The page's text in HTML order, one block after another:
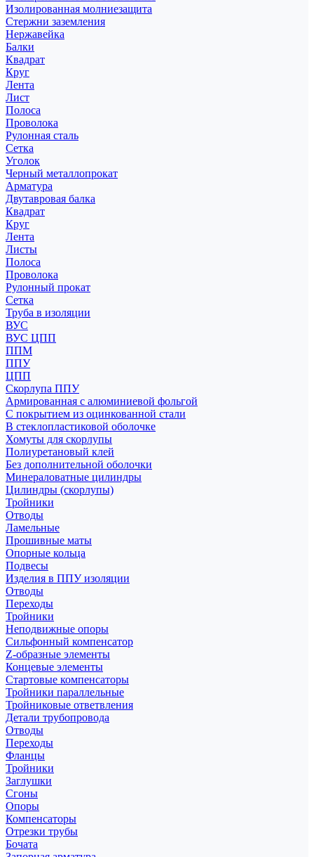
Изолированная молниезащита
Стержни заземления
Нержавейка
Балки
Квадрат
Круг
Лента
Лист
Полоса
Проволока
Рулонная сталь
Сетка
Уголок
Черный металлопрокат
Арматура
Двутавровая балка
Квадрат
Круг
Лента
Листы
Полоса
Проволока
Рулонный прокат
Сетка
Труба в изоляции
ВУС
ВУС ЦПП
ППМ
ППУ
ЦПП
Скорлупа ППУ
Армированная с алюминиевой фольгой
С покрытием из оцинкованной стали
В стеклопластиковой оболочке
Хомуты для скорлупы
Полиуретановый клей
Без дополнительной оболочки
Минераловатные цилиндры
Цилиндры (скорлупы)
Тройники
Отводы
Ламельные
Прошивные маты
Опорные кольца
Подвесы
Изделия в ППУ изоляции
Отводы
Переходы
Тройники
Неподвижные опоры
Cильфонный компенсатор
Z-образные элементы
Концевые элементы
Стартовые компенсаторы
Тройники параллельные
Тройниковые ответвления
Детали трубопровода
Отводы
Переходы
Фланцы
Тройники
Заглушки
Сгоны
Опоры
Компенсаторы
Отрезки трубы
Бочата